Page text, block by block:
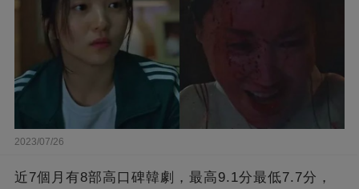
2023/07/26
近7個月有8部高口碑韓劇，最高9.1分最低7.7分，